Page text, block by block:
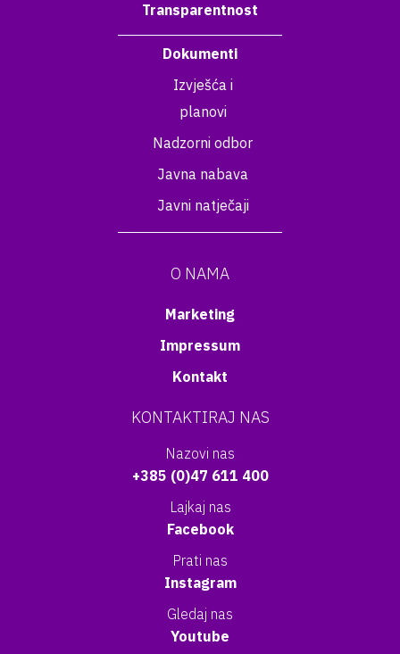
Transparentnost
Dokumenti
Izvješća i
planovi
Nadzorni odbor
Javna nabava
Javni natječaji
O NAMA
Marketing
Impressum
Kontakt
KONTAKTIRAJ NAS
Nazovi nas
+385 (0)47 611 400
Lajkaj nas
Facebook
Prati nas
Instagram
Gledaj nas
Youtube